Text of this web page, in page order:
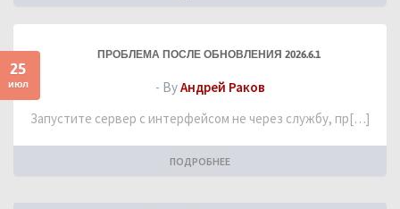
25
июл
ПРОБЛЕМА ПОСЛЕ ОБНОВЛЕНИЯ 2026.6.1
- ByАндрей Раков
Запустите сервер с интерфейсом не через службу, пр[…]
ПОДРОБНЕЕ